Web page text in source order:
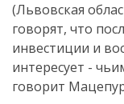
(Львовская
говорят, что
инвестиции и
интересует -
говорит